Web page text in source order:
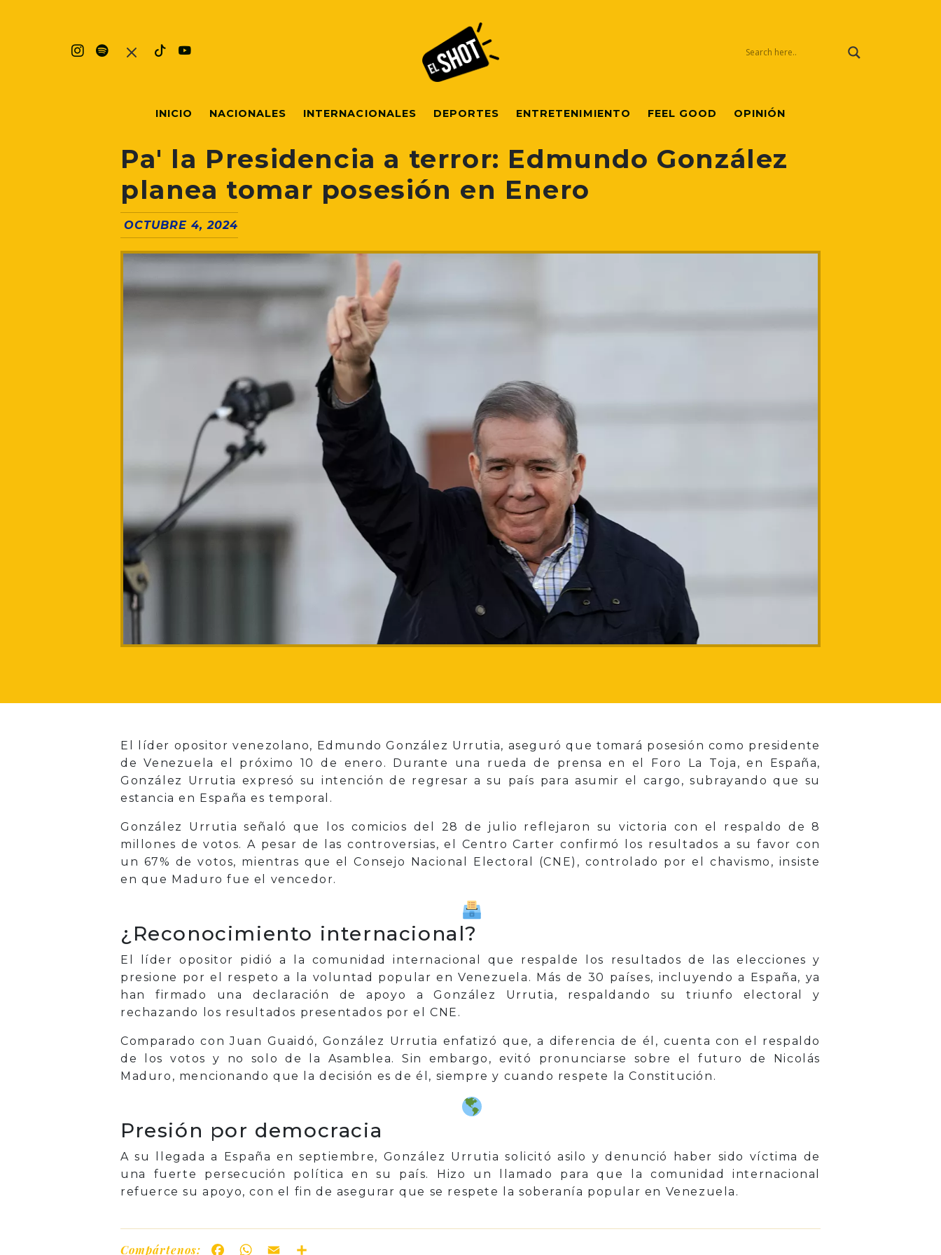
INICIO NACIONALES INTERNACIONALES DEPORTES ENTRETENIMIENTO FEEL GOOD OPINIÓN
Pa' la Presidencia a terror: Edmundo González
planea tomar posesión en Enero
OCTUBRE 4, 2024
El líder opositor venezolano, Edmundo González Urrutia, aseguró que tomará posesión como presidente
de Venezuela el próximo 10 de enero. Durante una rueda de prensa en el Foro La Toja, en España,
González Urrutia expresó su intención de regresar a su país para asumir el cargo, subrayando que su
estancia en España es temporal.
González Urrutia señaló que los comicios del 28 de julio reflejaron su victoria con el respaldo de 8
millones de votos. A pesar de las controversias, el Centro Carter confirmó los resultados a su favor con
un 67% de votos, mientras que el Consejo Nacional Electoral (CNE), controlado por el chavismo, insiste
en que Maduro fue el vencedor.
¿Reconocimiento internacional?
El líder opositor pidió a la comunidad internacional que respalde los resultados de las elecciones y
presione por el respeto a la voluntad popular en Venezuela. Más de 30 países, incluyendo a España, ya
han firmado una declaración de apoyo a González Urrutia, respaldando su triunfo electoral y
rechazando los resultados presentados por el CNE.
Comparado con Juan Guaidó, González Urrutia enfatizó que, a diferencia de él, cuenta con el respaldo
de los votos y no solo de la Asamblea. Sin embargo, evitó pronunciarse sobre el futuro de Nicolás
Maduro, mencionando que la decisión es de él, siempre y cuando respete la Constitución.
Presión por democracia
A su llegada a España en septiembre, González Urrutia solicitó asilo y denunció haber sido víctima de
una fuerte persecución política en su país. Hizo un llamado para que la comunidad internacional
refuerce su apoyo, con el fin de asegurar que se respete la soberanía popular en Venezuela.
Compártenos: FacebookWhatsApp
Email